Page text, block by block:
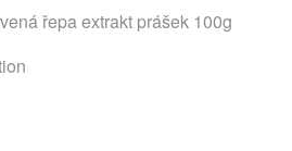
řepa extrakt prášek 100g